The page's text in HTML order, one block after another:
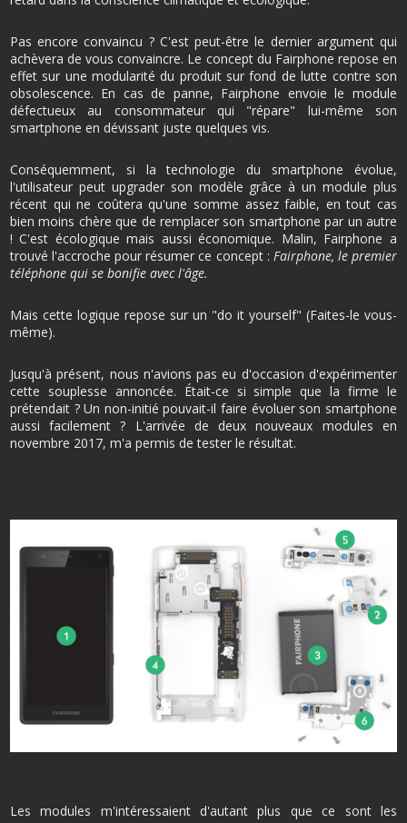
Pas encore convaincu ? C'est peut-être le dernier argument qui
achèvera de vous convaincre. Le concept du Fairphone repose en
effet sur une modularité du produit sur fond de lutte contre son
obsolescence. En cas de panne, Fairphone envoie le module
défectueux au consommateur qui "répare" lui-même son
smartphone en dévissant juste quelques vis.
Conséquemment, si la technologie du smartphone évolue,
l'utilisateur peut upgrader son modèle grâce à un module plus
récent qui ne coûtera qu'une somme assez faible, en tout cas
bien moins chère que de remplacer son smartphone par un autre
! C'est écologique mais aussi économique. Malin, Fairphone a
trouvé l'accroche pour résumer ce concept : Fairphone, le premier
téléphone qui se bonifie avec l'âge.
Mais cette logique repose sur un "do it yourself" (Faites-le vous-
même).
Jusqu'à présent, nous n'avions pas eu d'occasion d'expérimenter
cette souplesse annoncée. Était-ce si simple que la firme le
prétendait ? Un non-initié pouvait-il faire évoluer son smartphone
aussi facilement ? L'arrivée de deux nouveaux modules en
novembre 2017, m'a permis de tester le résultat.
Les modules m'intéressaient d'autant plus que ce sont les